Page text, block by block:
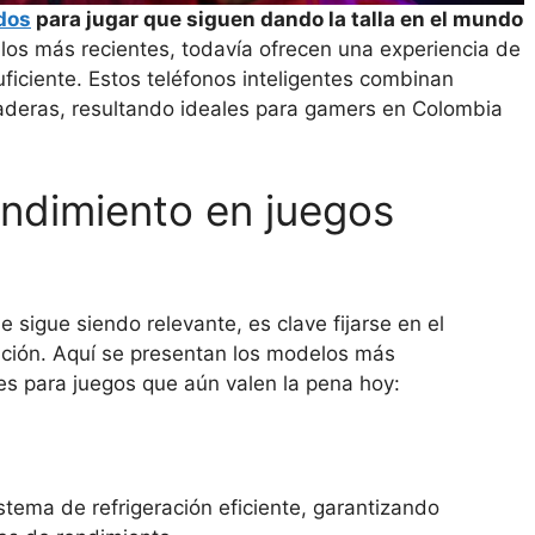
para jugar que siguen dando la talla en el mundo
más recientes, todavía ofrecen una experiencia de
Estos teléfonos inteligentes combinan
resultando ideales para gamers en Colombia
en juegos
sigue siendo relevante, es clave fijarse en el
Aquí se presentan los modelos más
para juegos que aún valen la pena hoy:
de refrigeración eficiente, garantizando